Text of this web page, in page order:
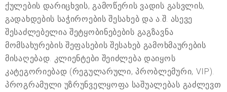
ქულების დარიცხვის, გამოწერის ვადის გასვლის,
გადახდების საჭიროების შესახებ და ა.შ. ასევე
შესაძლებელია შეტყობინებების გაგზავნა
მომსახურების შეფასების შესახებ გამოხმაურების
მისაღებად. კლიენტები შეიძლება დაიყოს
კატეგორიებად (რეგულარული, პრობლემური, VIP).
პროგრამული უზრუნველყოფა საშუალებას გაძლევთ